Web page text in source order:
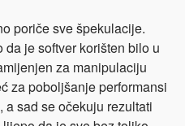
poriče sve špekulacije.
je softver korišten bilo u
za manipulaciju
za poboljšanje performansi
sad se očekuju rezultati